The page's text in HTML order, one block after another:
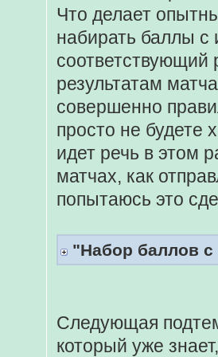
Что делает
набирать баллы с
соответствующий
результатам
совершенно
просто не будете
идет речь в этом
матчах, как
попытаюсь это
"Набор баллов
Следующая
который уже